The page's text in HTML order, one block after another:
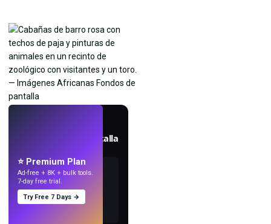
Crea fondos de pantalla
⭐ Premium Plan
Ad-free + 8K + bulk tools.
7-day free trial.
Try Free 7 Days →